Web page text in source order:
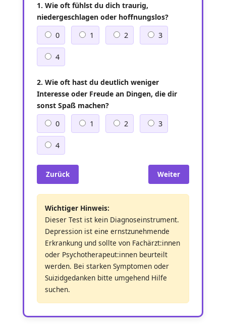
1. Wie oft fühlst du dich traurig,
niedergeschlagen oder hoffnungslos?
0
1 2 3
4
2. Wie oft hast du deutlich weniger
Interesse oder Freude an Dingen, die dir
sonst Spaß machen?
0
1 2 3
4
Zurück Weiter
Wichtiger Hinweis:
Dieser Test ist kein Diagnoseinstrument.
Depression ist eine ernstzunehmende
Erkrankung und sollte von Fachärzt:innen
oder Psychotherapeut:innen beurteilt
werden. Bei starken Symptomen oder
Suizidgedanken bitte umgehend Hilfe
suchen.